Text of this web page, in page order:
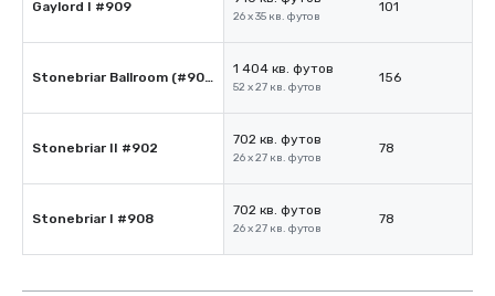
Gaylord I #909
26 x 35 кв. футов
101
Stonebriar Ballroom (#908 & #902)
1 404 кв. футов
52 x 27 кв. футов
156
Stonebriar II #902
702 кв. футов
26 x 27 кв. футов
78
Stonebriar I #908
702 кв. футов
26 x 27 кв. футов
78